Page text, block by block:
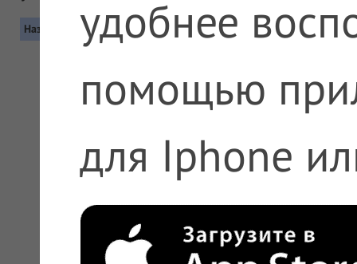
Название Контакты
удобнее
помощью
для Iphone